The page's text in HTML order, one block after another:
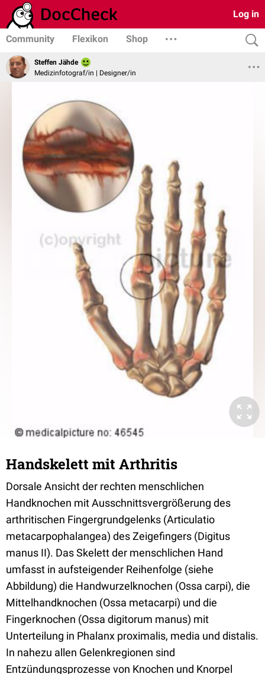
Log in
Community Flexikon Shop
Steffen Jähde
Medizinfotograf/in | Designer/in
Handskelett mit Arthritis
Dorsale Ansicht der rechten menschlichen
Handknochen mit Ausschnittsvergrößerung des
arthritischen Fingergrundgelenks (Articulatio
metacarpophalangea) des Zeigefingers (Digitus
manus II). Das Skelett der menschlichen Hand
umfasst in aufsteigender Reihenfolge (siehe
Abbildung) die Handwurzelknochen (Ossa carpi), die
Mittelhandknochen (Ossa metacarpi) und die
Fingerknochen (Ossa digitorum manus) mit
Unterteilung in Phalanx proximalis, media und distalis.
In nahezu allen Gelenkregionen sind
Entzündungsprozesse von Knochen und Knorpel